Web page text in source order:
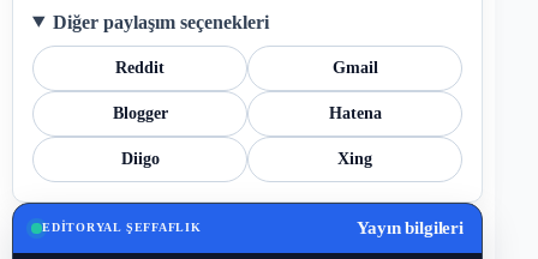
Diğer paylaşım seçenekleri
Reddit Gmail
Blogger Hatena
Diigo Xing
EDITORYAL ŞEFFAFLIK Yayın bilgileri